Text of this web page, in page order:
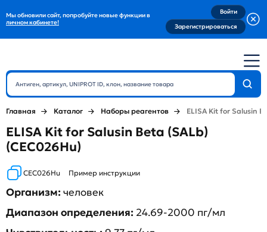
Мы обновили сайт, попробуйте новые функции в
личном кабинете!
Войти
Зарегистрироваться
Главная Каталог Наборы реагентов ELISA Kit for Salusin
ELISA Kit for Salusin Beta (SALb)
(CEC026Hu)
CEC026Hu Пример инструкции
Организм:человек
Диапазон определения: 24.69-2000 пг/мл